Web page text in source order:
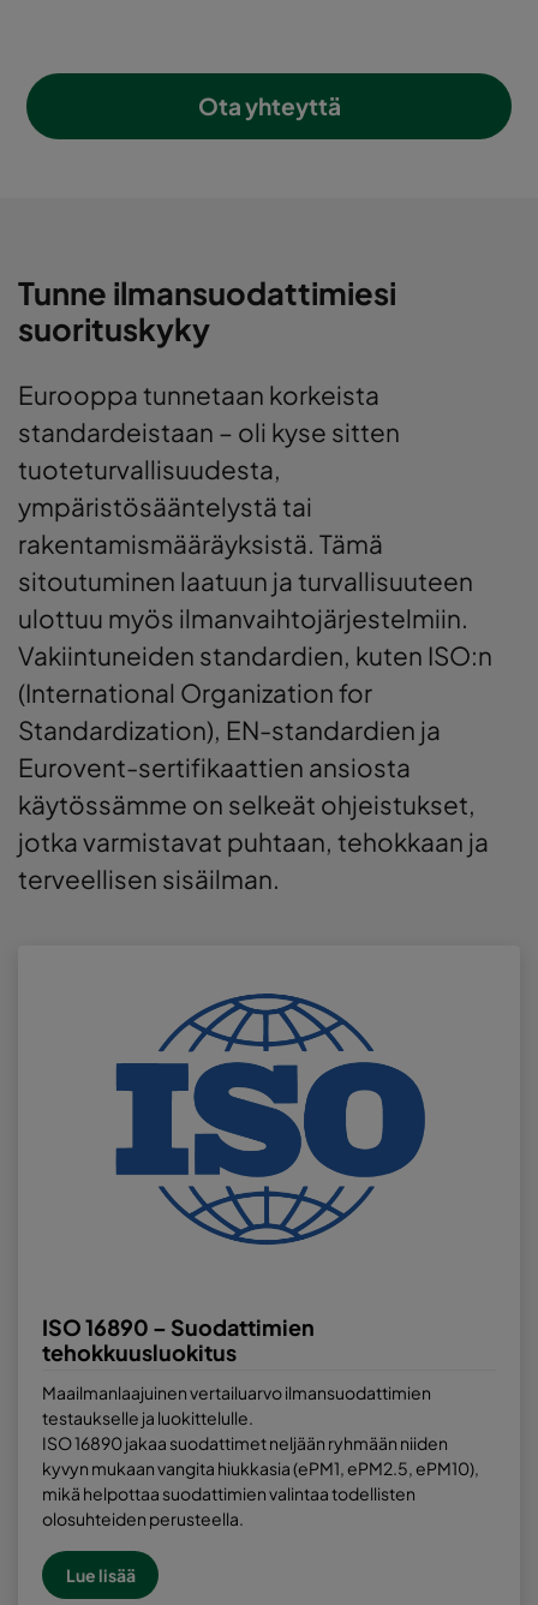
Ota yhteyttä
Tunne ilmansuodattimiesi
suorituskyky
Eurooppa tunnetaan korkeista
standardeistaan – oli kyse sitten
tuoteturvallisuudesta,
ympäristösääntelystä tai
rakentamismääräyksistä. Tämä
sitoutuminen laatuun ja turvallisuuteen
ulottuu myös ilmanvaihtojärjestelmiin.
Vakiintuneiden standardien, kuten ISO:n
(International Organization for
Standardization), EN-standardien ja
Eurovent-sertifikaattien ansiosta
käytössämme on selkeät ohjeistukset,
jotka varmistavat puhtaan, tehokkaan ja
terveellisen sisäilman.
ISO 16890 – Suodattimien
tehokkuusluokitus
Maailmanlaajuinen vertailuarvo ilmansuodattimien
testaukselle ja luokittelulle.
ISO 16890 jakaa suodattimet neljään ryhmään niiden
kyvyn mukaan vangita hiukkasia (ePM1, ePM2.5, ePM10),
mikä helpottaa suodattimien valintaa todellisten
olosuhteiden perusteella.
Lue lisää